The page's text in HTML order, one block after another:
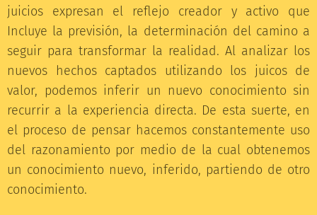
juicios expresan el reflejo creador y activo que
Incluye la previsión, la determinación del camino a
seguir para transformar la realidad. Al analizar los
nuevos hechos captados utilizando los juicos de
valor, podemos inferir un nuevo conocimiento sin
recurrir a la experiencia directa. De esta suerte, en
el proceso de pensar hacemos constantemente uso
del razonamiento por medio de la cual obtenemos
un conocimiento nuevo, inferido, partiendo de otro
conocimiento.